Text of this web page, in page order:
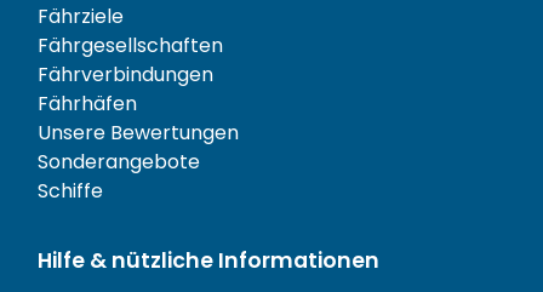
Fährziele
Fährgesellschaften
Fährverbindungen
Fährhäfen
Unsere Bewertungen
Sonderangebote
Schiffe
Hilfe & nützliche Informationen